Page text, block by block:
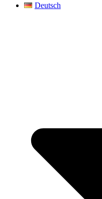
Deutsch